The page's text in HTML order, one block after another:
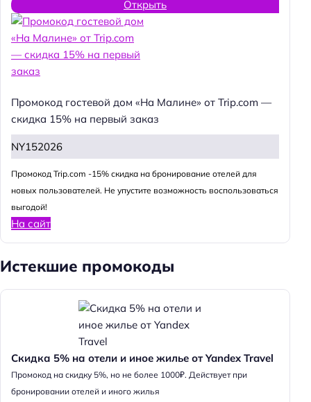
Открыть
Промокод гостевой дом «На Малине» от Trip.com —
скидка 15% на первый заказ
NY152026
Промокод Trip.com -15% скидка на бронирование отелей для
новых пользователей. Не упустите возможность воспользоваться
выгодой!
На сайт
Истекшие промокоды
Скидка 5% на отели и иное жилье от Yandex Travel
Промокод на скидку 5%, но не более 1000₽. Действует при
бронировании отелей и иного жилья